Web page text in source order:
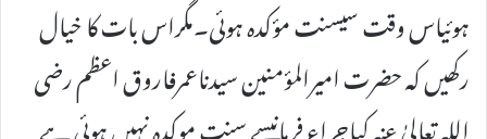
ہوئیاس وقت سیسنت مؤکدہ ہوئی۔مگراس بات کا خیال
رکھیں کہ حضرت امیرالمؤمنین سیدناعمرفاروق اعظم رضی
اللہ تعالیٰ عنہ کیاجراء فرمانیسے سنت موکدہ نہیں ہوئی ہے